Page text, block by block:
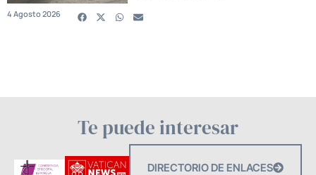
4 Agosto 2026
Te puede interesar
DIRECTORIO DE ENLACES